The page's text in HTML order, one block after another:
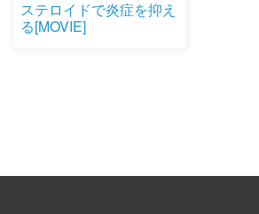
ステロイドで炎症を抑え
る[MOVIE]